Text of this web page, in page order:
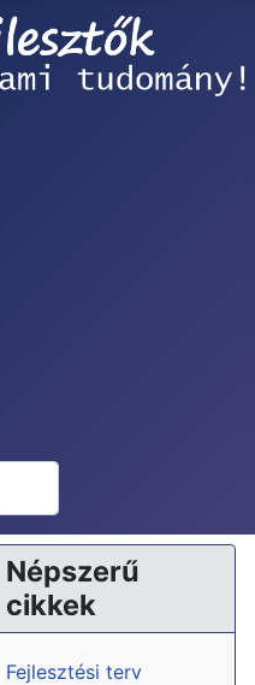
Népszerű
cikkek
Fejlesztési terv